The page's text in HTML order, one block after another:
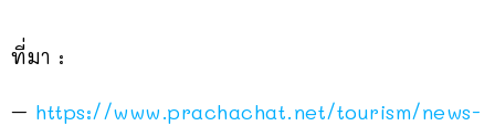
ที่มา :
– https://www.prachachat.net/tourism/news-